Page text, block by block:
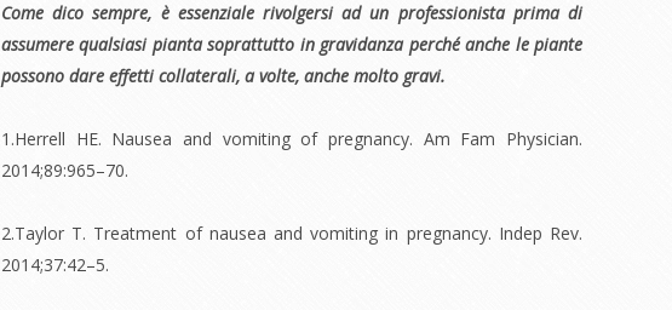
Come dico sempre, è essenziale rivolgersi ad un professionista prima di
assumere qualsiasi pianta soprattutto in gravidanza perché anche le piante
possono dare effetti collaterali, a volte, anche molto gravi.
1.Herrell HE. Nausea and vomiting of pregnancy. Am Fam Physician.
2014;89:965–70.
2.Taylor T. Treatment of nausea and vomiting in pregnancy. Indep Rev.
2014;37:42–5.